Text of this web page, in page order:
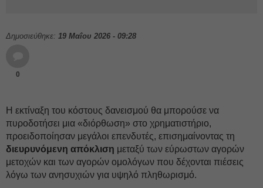
Δημοσιεύθηκε: 19 Μαΐου 2026 - 09:28
0
Η εκτίναξη του κόστους δανεισμού θα μπορούσε να
πυροδοτήσει μια «διόρθωση» στο χρηματιστήριο,
προειδοποίησαν μεγάλοι επενδυτές, επισημαίνοντας τη
διευρυνόμενη απόκλιση μεταξύ των εύρωστων αγορών
μετοχών και των αγορών ομολόγων που δέχονται πιέσεις
λόγω των ανησυχιών για υψηλό πληθωρισμό.